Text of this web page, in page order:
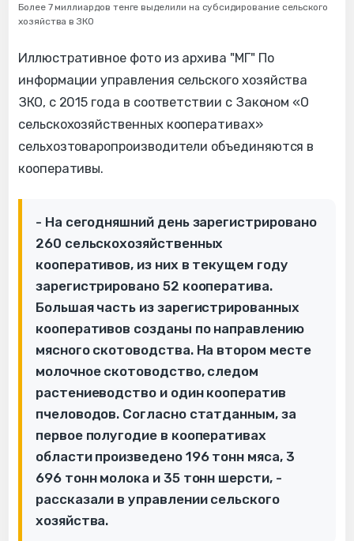
Более 7 миллиардов тенге выделили на субсидирование сельского
хозяйства в ЗКО
Иллюстративное фото из архива "МГ" По
информации управления сельского хозяйства
ЗКО, с 2015 года в соответствии с Законом «О
сельскохозяйственных кооперативах»
сельхозтоваропроизводители объединяются в
кооперативы.
- На сегодняшний день зарегистрировано
260 сельскохозяйственных
кооперативов, из них в текущем году
зарегистрировано 52 кооператива.
Большая часть из зарегистрированных
кооперативов созданы по направлению
мясного скотоводства. На втором месте
молочное скотоводство, следом
растениеводство и один кооператив
пчеловодов. Согласно статданным, за
первое полугодие в кооперативах
области произведено 196 тонн мяса, 3
696 тонн молока и 35 тонн шерсти, -
рассказали в управлении сельского
хозяйства.